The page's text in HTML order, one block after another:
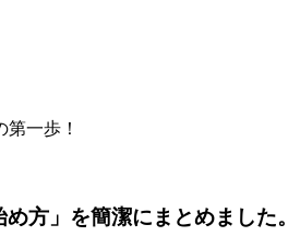
一歩！
め方」を簡潔にまとめました。